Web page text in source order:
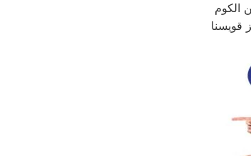
الكوم
قويسنا